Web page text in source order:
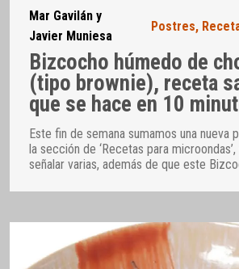
Mar Gavilán y
Javier Muniesa
Postres,
Bizcocho húmedo de
(tipo brownie), receta
que se hace en 10
Este fin de semana sumamos una nueva
la sección de ‘Recetas para
señalar varias, además de que este